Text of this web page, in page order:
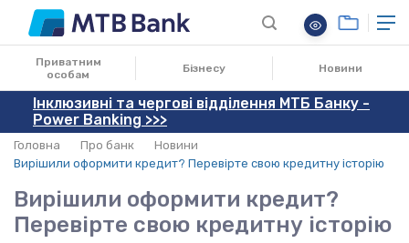
Приватним
особам
Бізнесу Новини
Інклюзивні та чергові відділення МТБ Банку -
Power Banking >>>
Головна Про банк
Новини
Вирішили оформити кредит? Перевірте свою кредитну історію
Вирішили оформити кредит?
Перевірте свою кредитну історію
15.09.2022